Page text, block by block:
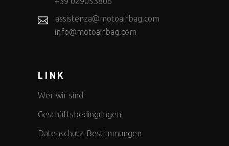
assistenza@motoairbag.com
info@motoairbag.com
LINK
Wer wir sind
Geschäftsbedingungen
Datenschutz-Bestimmungen